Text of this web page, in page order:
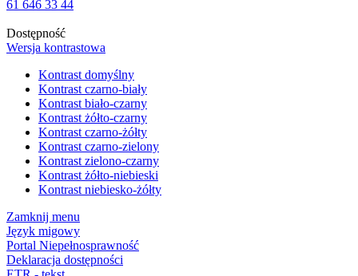
61 646 33 44
Dostępność
Wersja kontrastowa
Kontrast domyślny
Kontrast czarno-biały
Kontrast biało-czarny
Kontrast żółto-czarny
Kontrast czarno-żółty
Kontrast czarno-zielony
Kontrast zielono-czarny
Kontrast żółto-niebieski
Kontrast niebiesko-żółty
Zamknij menu
Język migowy
Portal Niepełnosprawność
Deklaracja dostępności